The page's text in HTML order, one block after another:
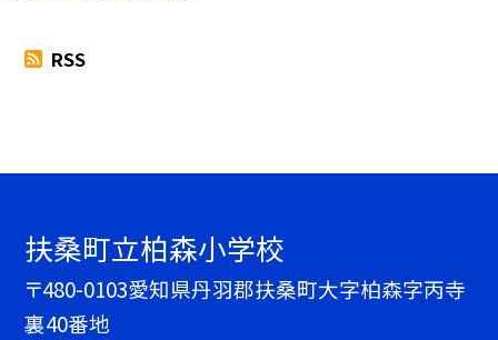
RSS
扶桑町立柏森小学校
〒480-0103愛知県丹羽郡扶桑町大字柏森字丙寺
裏40番地